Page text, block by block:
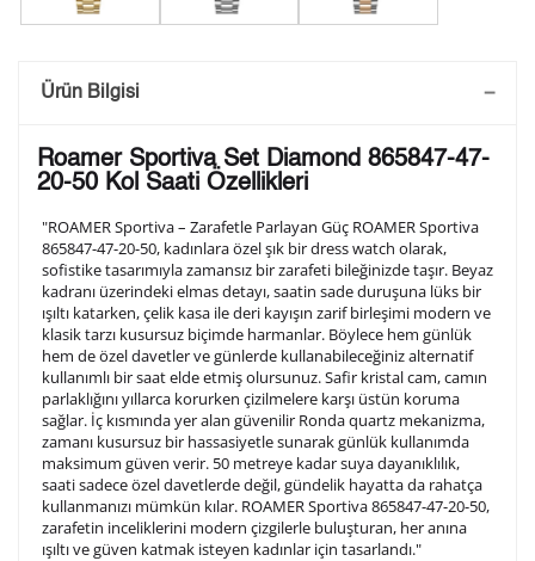
Saatini Kişiselleştir
arka kapağına gravür tekniği ile formda belirtmiş
olduğunuz şekilde işlenecektir.
1. Satır
10 / 10
2. Satır
10/ 10
3. Satır
10/ 10
Lütfen font seçiniz
Ürün Bilgisi
Roamer Sportiva Set Diamond 865847-47-
20-50 Kol Saati Özellikleri
"ROAMER Sportiva – Zarafetle Parlayan Güç ROAMER Sportiva
865847-47-20-50, kadınlara özel şık bir dress watch olarak,
sofistike tasarımıyla zamansız bir zarafeti bileğinizde taşır. Beyaz
kadranı üzerindeki elmas detayı, saatin sade duruşuna lüks bir
ışıltı katarken, çelik kasa ile deri kayışın zarif birleşimi modern ve
klasik tarzı kusursuz biçimde harmanlar. Böylece hem günlük
hem de özel davetler ve günlerde kullanabileceğiniz alternatif
kullanımlı bir saat elde etmiş olursunuz. Safir kristal cam, camın
parlaklığını yıllarca korurken çizilmelere karşı üstün koruma
sağlar. İç kısmında yer alan güvenilir Ronda quartz mekanizma,
zamanı kusursuz bir hassasiyetle sunarak günlük kullanımda
maksimum güven verir. 50 metreye kadar suya dayanıklılık,
saati sadece özel davetlerde değil, gündelik hayatta da rahatça
kullanmanızı mümkün kılar. ROAMER Sportiva 865847-47-20-50,
zarafetin inceliklerini modern çizgilerle buluşturan, her anına
ışıltı ve güven katmak isteyen kadınlar için tasarlandı."